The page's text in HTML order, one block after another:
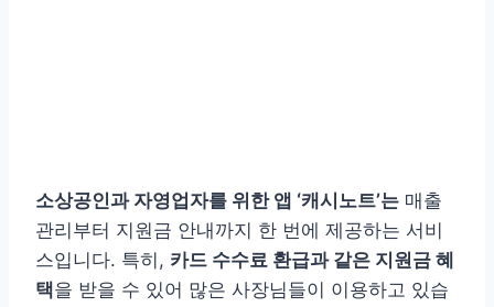
소상공인과 자영업자를 위한 앱 ‘캐시노트’는 매출
관리부터 지원금 안내까지 한 번에 제공하는 서비
스입니다. 특히, 카드 수수료 환급과 같은 지원금 혜
택을 받을 수 있어 많은 사장님들이 이용하고 있습